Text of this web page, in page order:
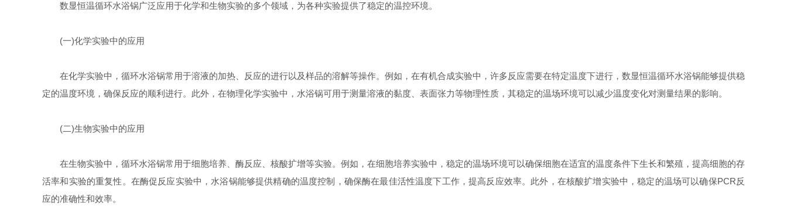
数显恒温循环水浴锅广泛应用于化学和生物实验的多个领域，为各种实验提供了稳定的温控环境。
(一)化学实验中的应用
在化学实验中，循环水浴锅常用于溶液的加热、反应的进行以及样品的溶解等操作。例如，在有机合成实验中，许多反应需要在特定温度下进行，数显恒温循环水浴锅能够提供稳
定的温度环境，确保反应的顺利进行。此外，在物理化学实验中，水浴锅可用于测量溶液的黏度、表面张力等物理性质，其稳定的温场环境可以减少温度变化对测量结果的影响。
(二)生物实验中的应用
在生物实验中，循环水浴锅常用于细胞培养、酶反应、核酸扩增等实验。例如，在细胞培养实验中，稳定的温场环境可以确保细胞在适宜的温度条件下生长和繁殖，提高细胞的存
活率和实验的重复性。在酶促反应实验中，水浴锅能够提供精确的温度控制，确保酶在最佳活性温度下工作，提高反应效率。此外，在核酸扩增实验中，稳定的温场可以确保PCR反
应的准确性和效率。